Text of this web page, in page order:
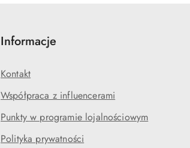
Informacje
Kontakt
Współpraca z influencerami
Punkty w programie lojalnościowym
Polityka prywatności